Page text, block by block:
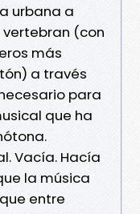
urbana a
(con
más
a través
para
que ha
Vacía. Hacía
la música
entre